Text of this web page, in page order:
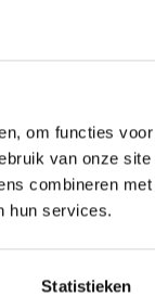
om functies
van onze
combineren
hun services.
Statistieken